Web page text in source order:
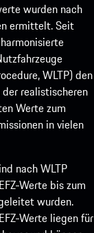
wurden nach
ermittelt. Seit
WLTP) den
der realistischeren
Werte zum
in vielen
nach WLTP
Werte bis zum
wurden.
Werte liegen für